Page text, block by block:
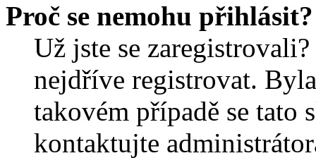
Proč se nemohu přihlásit?
Už jste se
nejdříve registrovat.
takovém případě se tato
kontaktujte